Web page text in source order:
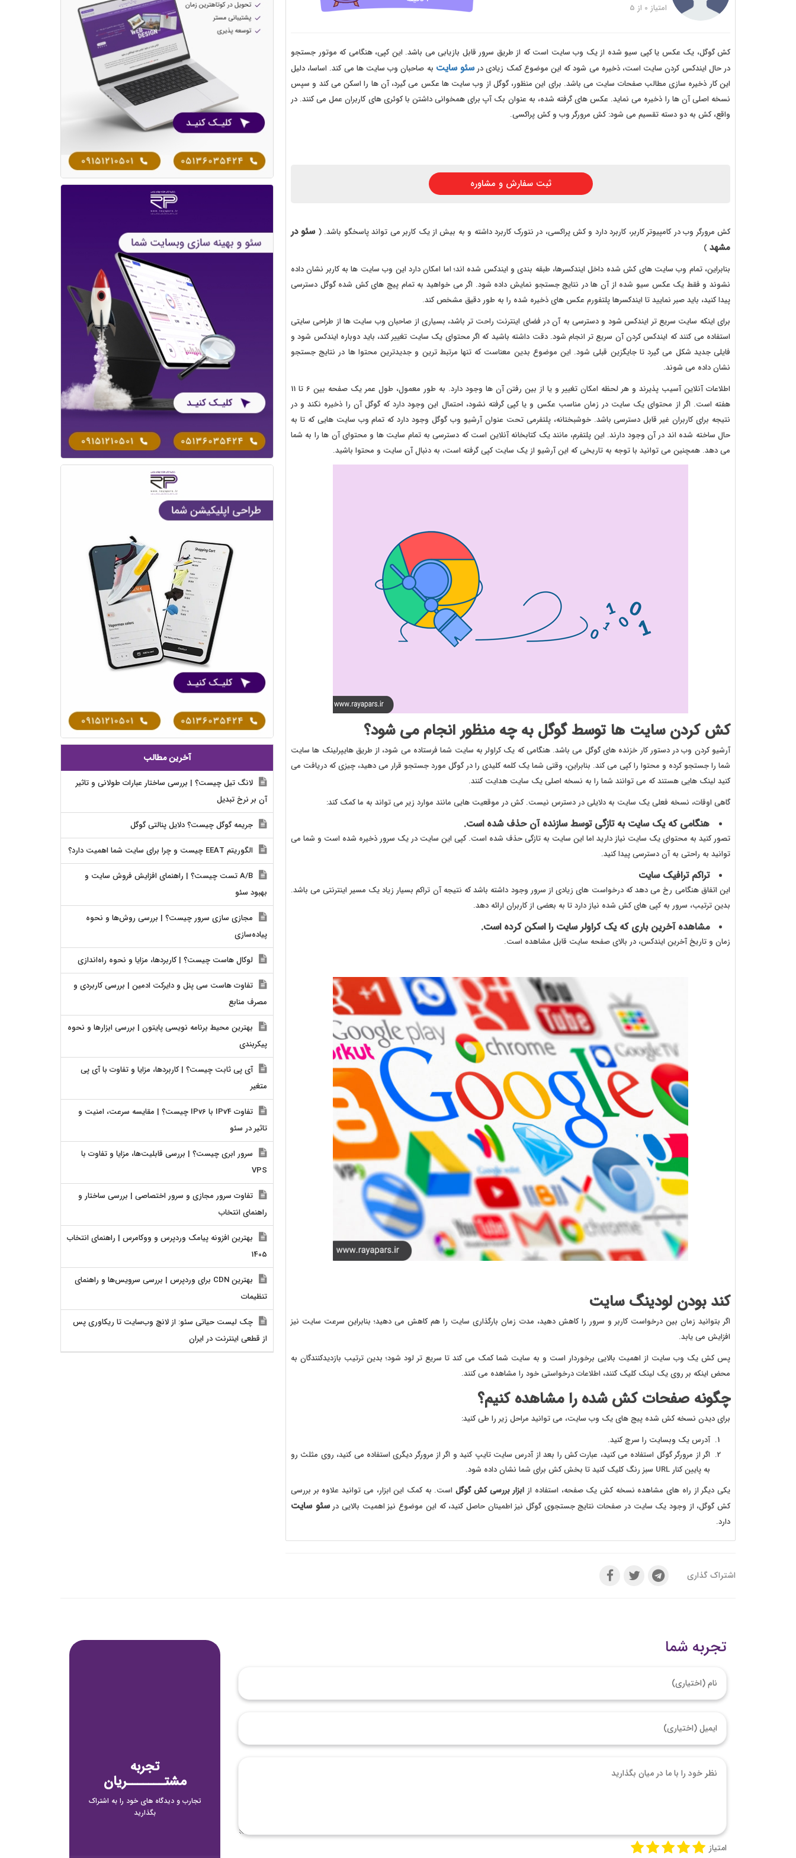
خرید سایت با امکانات دیوار
خرید سایت نوبت دهی پزشکان
خرید سایت هتل
خرید سایت همایش
امتیاز 0 از 5
کش گوگل، یک عکس یا کپی سیو شده از یک وب سایت است که از طریق سرور قابل بازیابی می باشد. این کپی، هنگامی که موتور جستجو
در حال ایندکس کردن سایت است، ذخیره می شود که این موضوع کمک زیادی درسئو سایت به صاحبان وب سایت ها می کند. اساسا، دلیل
این کار ذخیره سازی مطالب صفحات سایت می باشد. برای این منظور، گوگل از وب سایت ها عکس می گیرد، آن ها را اسکن می کند و سپس
نسخه اصلی آن ها را ذخیره می نماید. عکس های گرفته شده، به عنوان بک آپ برای همخوانی داشتن با کوئری های کاربران عمل می کنند. در
واقع، کش به دو دسته تقسیم می شود: کش مرورگر وب و کش پراکسی.
ثبت سفارش و مشاوره
کش مرورگر وب در کامپیوتر کاربر، کاربرد دارد و کش پراکسی، در نتورک کاربرد داشته و به بیش از یک کاربر می تواند پاسخگو باشد. (سئو در
مشهد )
بنابراین، تمام وب سایت های کش شده داخل ایندکسرها، طبقه بندی و ایندکس شده اند؛ اما امکان دارد این وب سایت ها به کاربر نشان داده
نشوند و فقط یک عکس سیو شده از آن ها در نتایج جستجو نمایش داده شود. اگر می خواهید به تمام پیج های کش شده گوگل دسترسی
پیدا کنید، باید صبر نمایید تا ایندکسرها پلتفورم عکس های ذخیره شده را به طور دقیق مشخص کند.
برای اینکه سایت سریع تر ایندکس شود و دسترسی به آن در فضای اینترنت راحت تر باشد، بسیاری از صاحبان وب سایت ها از طراحی سایتی
استفاده می کنند که ایندکس کردن آن سریع تر انجام شود. دقت داشته باشید که اگر محتوای یک سایت تغییر کند، باید دوباره ایندکس شود و
فایلی جدید شکل می گیرد تا جایگزین قبلی شود. این موضوع بدین معناست که تنها مرتبط ترین و جدیدترین محتوا ها در نتایج جستجو
نشان داده می شوند.
اطلاعات آنلاین آسیب پذیرند و هر لحظه امکان تغییر و یا از بین رفتن آن ها وجود دارد. به طور معمول، طول عمر یک صفحه بین 6 تا 11
هفته است. اگر از محتوای یک سایت در زمان مناسب عکس و یا کپی گرفته نشود، احتمال این وجود دارد که گوگل آن را ذخیره نکند و در
نتیجه برای کاربران غیر قابل دسترسی باشد. خوشبختانه، پلتفرمی تحت عنوان آرشیو وب گوگل وجود دارد که تمام وب سایت هایی که تا به
حال ساخته شده اند در آن وجود دارند. این پلتفرم، مانند یک کتابخانه آنلاین است که دسترسی به تمام سایت ها و محتوای آن ها را به شما
می دهد. همچنین می توانید با توجه به تاریخی که این آرشیو از یک سایت کپی گرفته است، به دنبال آن سایت و محتوا باشید.
کش کردن سایت ها توسط گوگل به چه منظور انجام می شود؟
آرشیو کردن وب در دستور کار خزنده های گوگل می باشد. هنگامی که یک کراولر به سایت شما فرستاده می شود، از طریق هایپرلینک ها سایت
شما را جستجو کرده و محتوا را کپی می کند. بنابراین، وقتی شما یک کلمه کلیدی را در گوگل مورد جستجو قرار می دهید، چیزی که دریافت می
کنید لینک هایی هستند که می توانند شما را به نسخه اصلی یک سایت هدایت کنند.
گاهی اوقات، نسخه فعلی یک سایت به دلایلی در دسترس نیست. کش در موقعیت هایی مانند موارد زیر می تواند به ما کمک کند:
هنگامی که یک سایت به تازگی توسط سازنده آن حذف شده است.
تصور کنید به محتوای یک سایت نیاز دارید اما این سایت به تازگی حذف شده است. کپی این سایت در یک سرور ذخیره شده است و شما می
توانید به راحتی به آن دسترسی پیدا کنید.
تراکم ترافیک سایت
این اتفاق هنگامی رخ می دهد که درخواست های زیادی از سرور وجود داشته باشد که نتیجه آن تراکم بسیار زیاد یک مسیر اینترنتی می باشد.
بدین ترتیب، سرور به کپی های کش شده نیاز دارد تا به بعضی از کاربران ارائه دهد.
مشاهده آخرین باری که یک کراولر سایت را اسکن کرده است.
زمان و تاریخ آخرین ایندکس، در بالای صفحه سایت قابل مشاهده است.
کند بودن لودینگ سایت
اگر بتوانید زمان بین درخواست کاربر و سرور را کاهش دهید، مدت زمان بارگذاری سایت را هم کاهش می دهید؛ بنابراین سرعت سایت نیز
افزایش می یابد.
پس کش یک وب سایت از اهمیت بالایی برخوردار است و به سایت شما کمک می کند تا سریع تر لود شود؛ بدین ترتیب بازدیدکنندگان به
محض اینکه بر روی یک لینک کلیک کنند، اطلاعات درخواستی خود را مشاهده می کنند.
چگونه صفحات کش شده را مشاهده کنیم؟
برای دیدن نسخه کش شده پیج های یک وب سایت، می توانید مراحل زیر را طی کنید:
آدرس یک وبسایت را سرچ کنید.
اگر از مرورگر گوگل استفاده می کنید، عبارت کش را بعد از آدرس سایت تایپ کنید و اگر از مرورگر دیگری استفاده می کنید، روی مثلث رو
به پایین کنار URL سبز رنگ کلیک کنید تا بخش کش برای شما نشان داده شود.
یکی دیگر از راه های مشاهده نسخه کش یک صفحه، استفاده از ابزار بررسی کش گوگلاست. به کمک این ابزار، می توانید علاوه بر بررسی
کش گوگل، از وجود یک سایت در صفحات نتایج جستجوی گوگل نیز اطمینان حاصل کنید، که این موضوع نیز اهمیت بالایی درسئو سایت
دارد.
اشتراک گذاری
آخرین مطالب
لانگ تیل چیست؟ | بررسی ساختار عبارات طولانی و تاثیر
آن بر نرخ تبدیل
جریمه گوگل چیست؟ دلایل پنالتی گوگل
الگوریتم EEAT چیست و چرا برای سایت شما اهمیت دارد؟
A/B تست چیست؟ | راهنمای افزایش فروش سایت و
بهبود سئو
مجازی سازی سرور چیست؟ | بررسی روش‌ها و نحوه
پیاده‌سازی
لوکال هاست چیست؟ | کاربردها، مزایا و نحوه راه‌اندازی
تفاوت هاست سی پنل و دایرکت ادمین | بررسی کاربردی و
مصرف منابع
بهترین محیط برنامه نویسی پایتون | بررسی ابزارها و نحوه
پیکربندی
آی پی ثابت چیست؟ | کاربردها، مزایا و تفاوت با آی پی
متغیر
تفاوت IPv4 با IPv6 چیست؟ | مقایسه سرعت، امنیت و
تاثیر در سئو
سرور ابری چیست؟ | بررسی قابلیت‌ها، مزایا و تفاوت با
VPS
تفاوت سرور مجازی و سرور اختصاصی | بررسی ساختار و
راهنمای انتخاب
بهترین افزونه پیامک وردپرس و ووکامرس | راهنمای انتخاب
1405
بهترین CDN برای وردپرس | بررسی سرویس‌ها و راهنمای
تنظیمات
چک لیست حیاتی سئو: از لانچ وب‌سایت تا ریکاوری پس
از قطعی اینترنت در ایران
تجربه شما
امتیاز
تجربه
مشتـــــــریان
تجارب و دیدگاه های خود را به اشتراک
بگذارید